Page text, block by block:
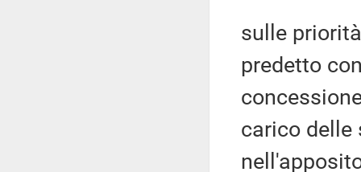
sulle
predetto
carico delle